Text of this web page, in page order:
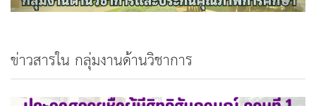
ข่าวสารใน กลุ่มงานด้านวิชาการ